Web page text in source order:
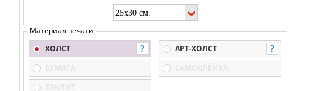
Материал печати
ХОЛСТ
АРТ-ХОЛСТ